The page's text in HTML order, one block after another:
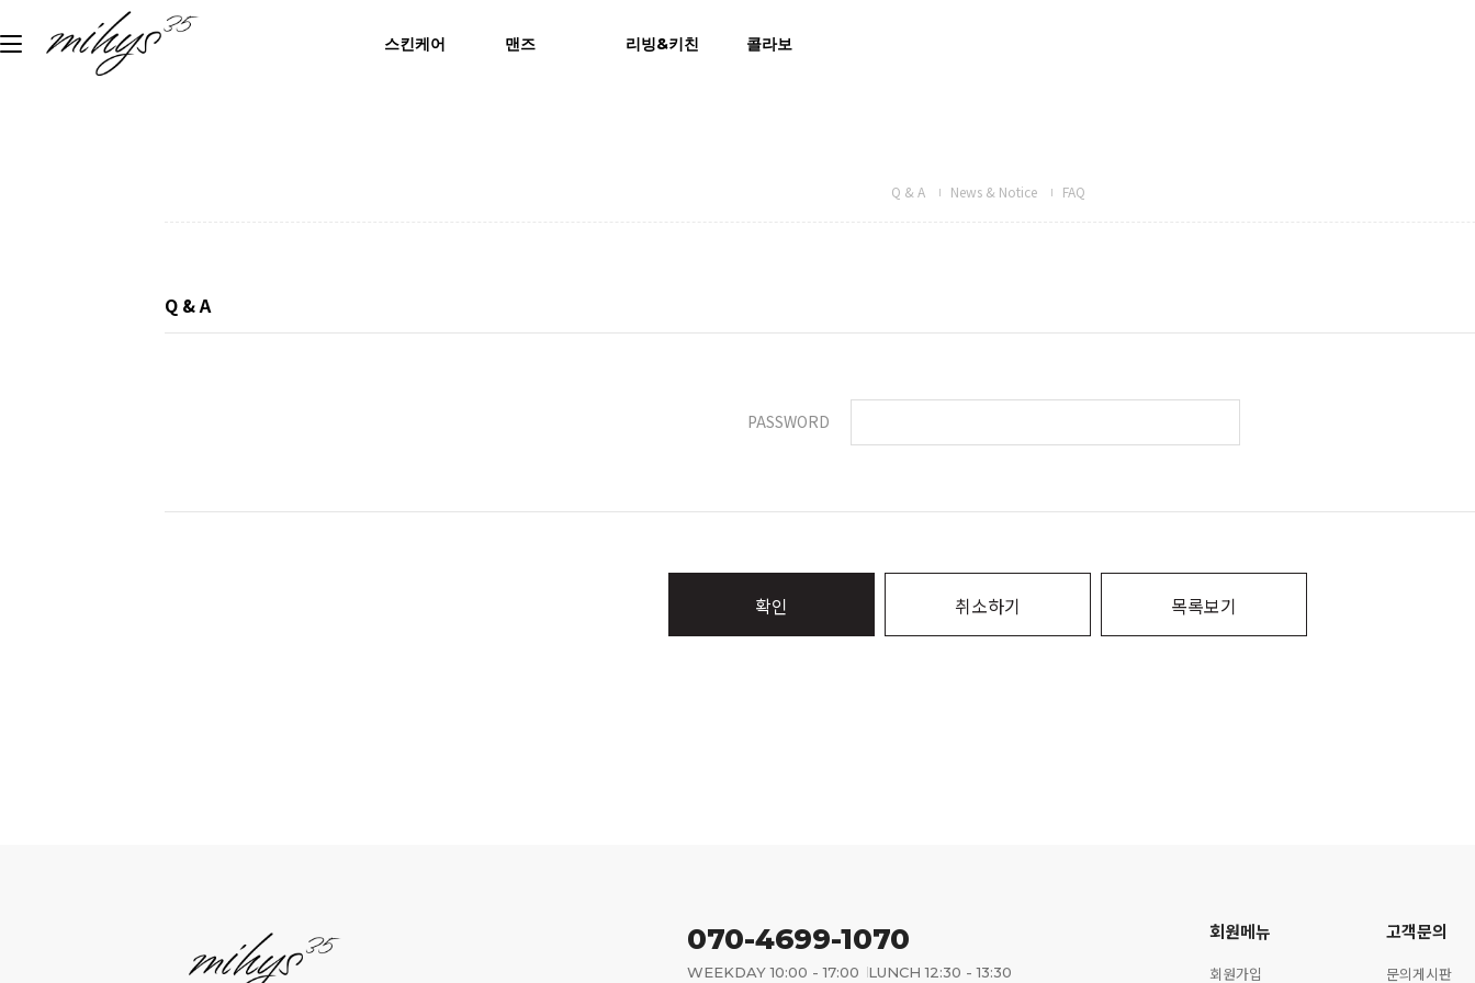
스킨케어 맨즈 리빙&키친 콜라보
Q & A News & Notice FAQ
Q & A
PASSWORD
확인 취소하기 목록보기
070-4699-1070
WEEKDAY 10:00 - 17:00 LUNCH 12:30 - 13:30
회원메뉴
회원가입
고객문의
문의게시판